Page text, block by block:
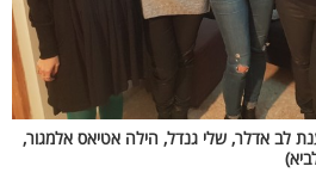
לב אדלר, שלי גנדל, הילה אטיאס אלמגור,